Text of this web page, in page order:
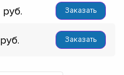
Заказать
Заказать